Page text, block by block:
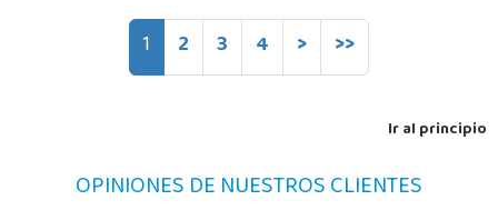
1 2 3 4 > >>
Ir al principio
OPINIONES DE NUESTROS CLIENTES